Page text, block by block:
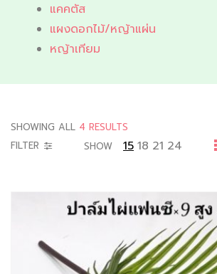
แคคตัส
แผงดอกไม้/หญ้าแผ่น
หญ้าเทียม
SHOWING ALL 4 RESULTS
FILTER
SHOW 15 18 21 24